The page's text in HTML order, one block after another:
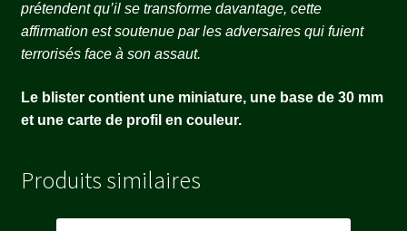
prétendent qu’il se transforme davantage, cette
affirmation est soutenue par les adversaires qui fuient
terrorisés face à son assaut.
Le blister contient une miniature, une base de 30 mm
et une carte de profil en couleur.
Produits similaires